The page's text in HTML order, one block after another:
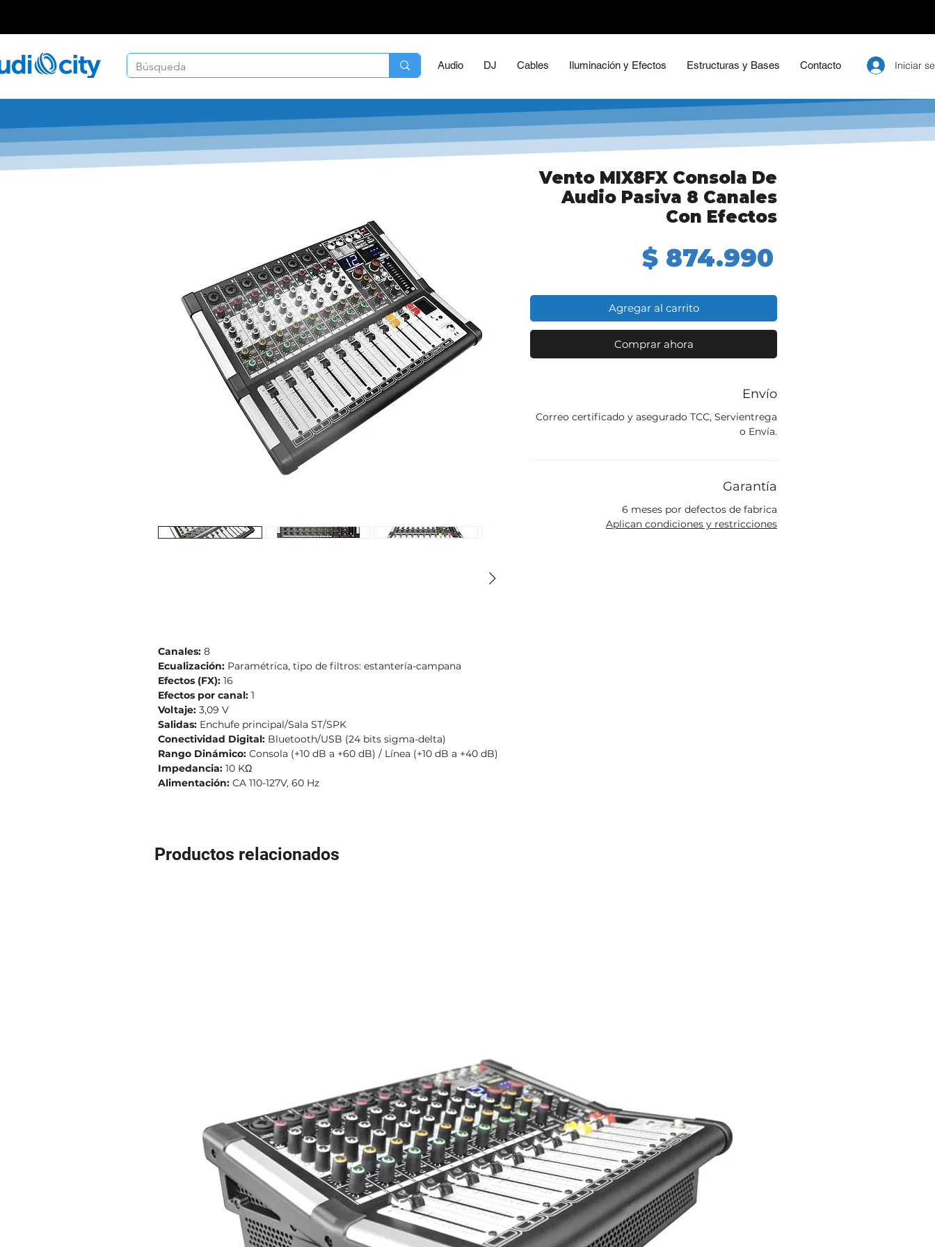
Audio DJ Cables Iluminación y Efectos Estructuras y Bases Contacto Iniciar
Canales: 8
Ecualización: Paramétrica, tipo de filtros: estantería-campana
Efectos (FX): 16
Efectos por canal: 1
Voltaje: 3,09 V
Salidas: Enchufe principal/Sala ST/SPK
Conectividad Digital: Bluetooth/USB (24 bits sigma-delta)
Rango Dinámico: Consola (+10 dB a +60 dB) / Línea (+10 dB a +40 dB)
Impedancia: 10 KΩ
Alimentación: CA 110-127V, 60 Hz
Vento MIX8FX Consola De
Audio Pasiva 8 Canales
Con Efectos
$ 874.990
Agregar al carrito
Comprar ahora
Envío
Correo certificado y asegurado TCC, Servientrega
o Envía.
Garantía
6 meses por defectos de fabrica
Aplican condiciones y restricciones
Productos relacionados